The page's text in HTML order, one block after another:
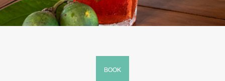
BOOK